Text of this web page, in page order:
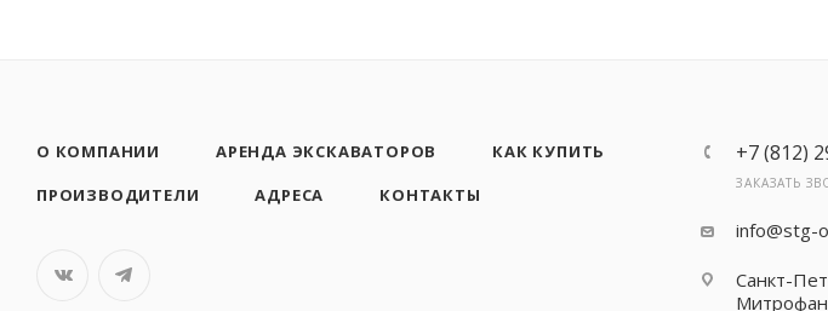
О КОМПАНИИ АРЕНДА ЭКСКАВАТОРОВ
КАК КУПИТЬ
ПРОИЗВОДИТЕЛИ
АДРЕСА КОНТАКТЫ
+7 (812)
ЗАКАЗАТЬ
info@stg-
Санкт-